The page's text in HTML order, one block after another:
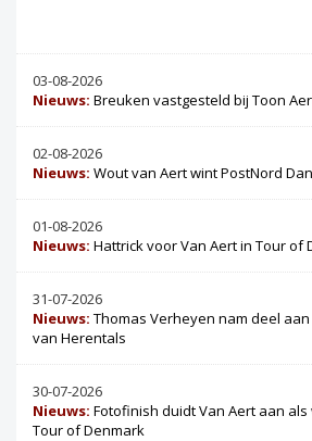
03-08-2026
Nieuws: Breuken vastgesteld bij Toon
02-08-2026
Nieuws: Wout van Aert wint PostNord
01-08-2026
Nieuws: Hattrick voor Van Aert in Tour of
31-07-2026
Nieuws: Thomas Verheyen nam deel
van Herentals
30-07-2026
Nieuws: Fotofinish duidt Van Aert aan
Tour of Denmark